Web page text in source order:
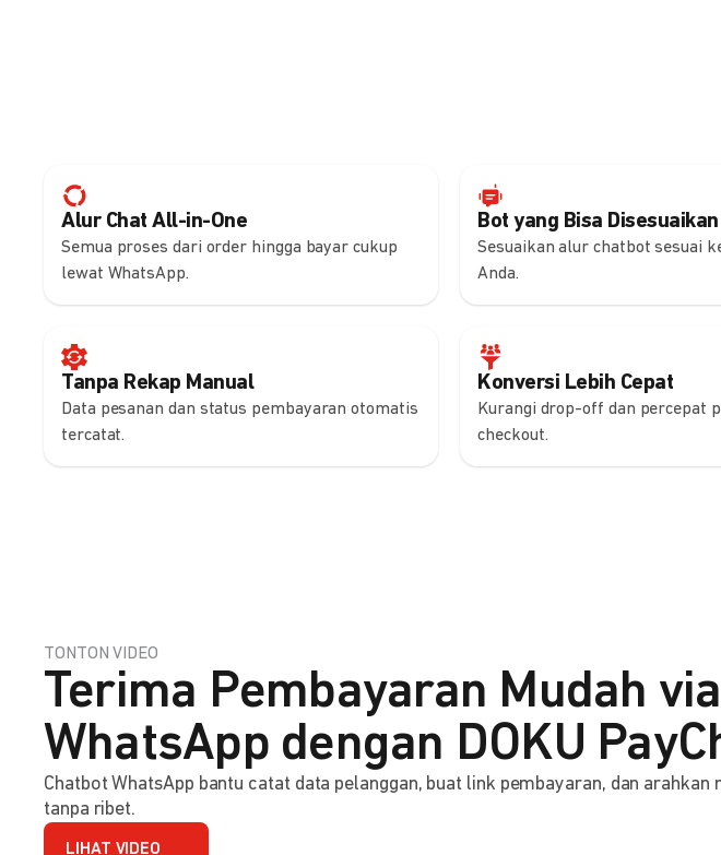
Alur Chat All-in-One
Semua proses dari order hingga bayar cukup
lewat WhatsApp.
Bot yang Bisa Disesuaikan
Sesuaikan alur chatbot sesuai
Anda.
Tanpa Rekap Manual
Data pesanan dan status pembayaran otomatis
tercatat.
Konversi Lebih Cepat
Kurangi drop-off dan percepat
checkout.
TONTON VIDEO
Terima Pembayaran Mudah via
WhatsApp dengan DOKU
Chatbot WhatsApp bantu catat data pelanggan, buat link pembayaran, dan arahkan
tanpa ribet.
LIHAT VIDEO